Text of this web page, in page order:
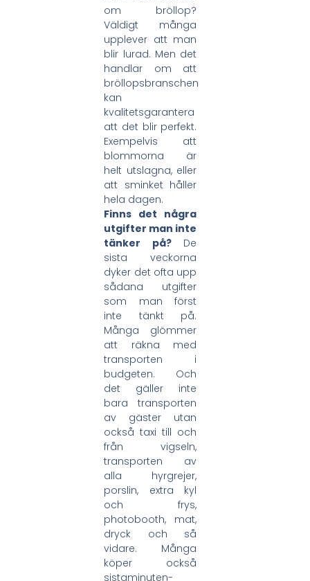
om bröllop?
Väldigt många
upplever att man
blir lurad. Men det
handlar om att
bröllopsbranschen
kan
kvalitetsgarantera
att det blir perfekt.
Exempelvis att
blommorna är
helt utslagna, eller
att sminket håller
hela dagen.
Finns det några
utgifter man inte
tänker på?De
sista veckorna
dyker det ofta upp
sådana utgifter
som man först
inte tänkt på.
Många glömmer
att räkna med
transporten i
budgeten. Och
det gäller inte
bara transporten
av gäster utan
också taxi till och
från vigseln,
transporten av
alla hyrgrejer,
porslin, extra kyl
och frys,
photobooth, mat,
dryck och så
vidare. Många
köper också
sistaminuten-